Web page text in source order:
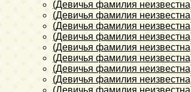
(Девичья фамилия
(Девичья фамилия
(Девичья фамилия
(Девичья фамилия
(Девичья фамилия
(Девичья фамилия
(Девичья фамилия
(Девичья фамилия
(Девичья фамилия